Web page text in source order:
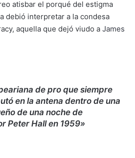
atisbar el porqué del estigma
debió interpretar a la condesa
aquella que dejó viudo a James
de pro que siempre
en la antena dentro de una
de una noche de
Peter Hall en 1959»